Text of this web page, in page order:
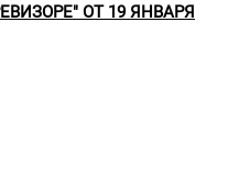
ОТ 19 ЯНВАРЯ